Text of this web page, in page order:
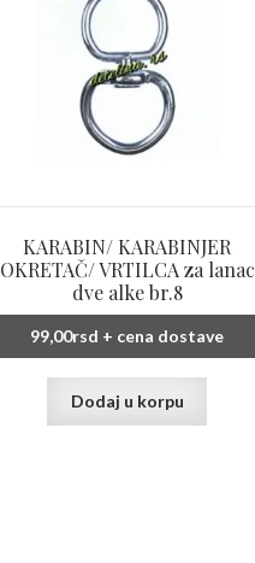
KARABIN/ KARABINJER
OKRETAČ/ VRTILCA za lanac
dve alke br.8
99,00rsd + cena dostave
Dodaj u korpu